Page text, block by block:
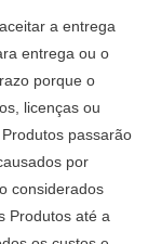
a entrega
entrega ou o
porque o
licenças ou
passarão
​​por
considerados
Produtos até a